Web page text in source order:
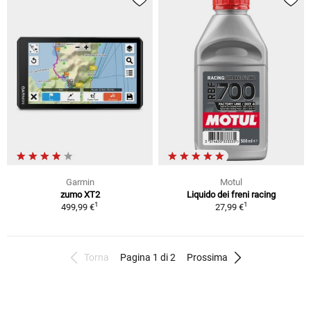
Garmin
zumo XT2
499,99 €1
Motul
Liquido dei freni racing
27,99 €1
Torna Pagina 1 di 2 Prossima